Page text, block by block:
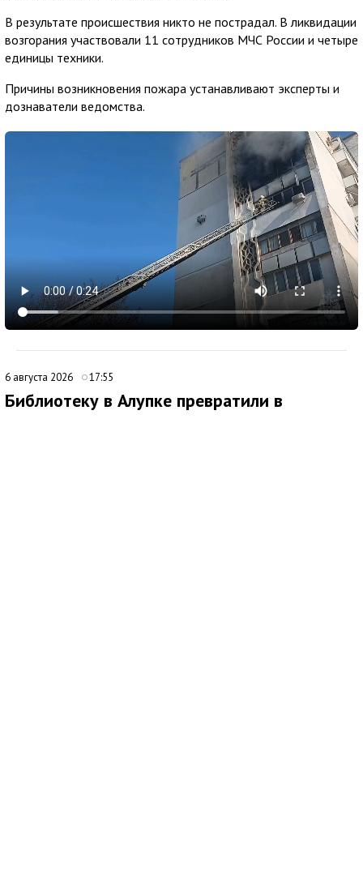
В результате происшествия никто не пострадал. В ликвидации
возгорания участвовали 11 сотрудников МЧС России и четыре
единицы техники.
Причины возникновения пожара устанавливают эксперты и
дознаватели ведомства.
6 августа 2026 17:55
Библиотеку в Алупке превратили в